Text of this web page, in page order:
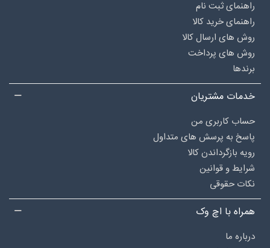
راهنمای ثبت نام
راهنمای خرید کالا
روش های ارسال کالا
روش های پرداخت
برندها
خدمات مشتریان
حساب کاربری من
پاسخ به پرسش های متداول
رویه بازگرداندن کالا
شرایط و قوانین
نکات حقوقی
همراه با اچ وک
درباره‌ ما